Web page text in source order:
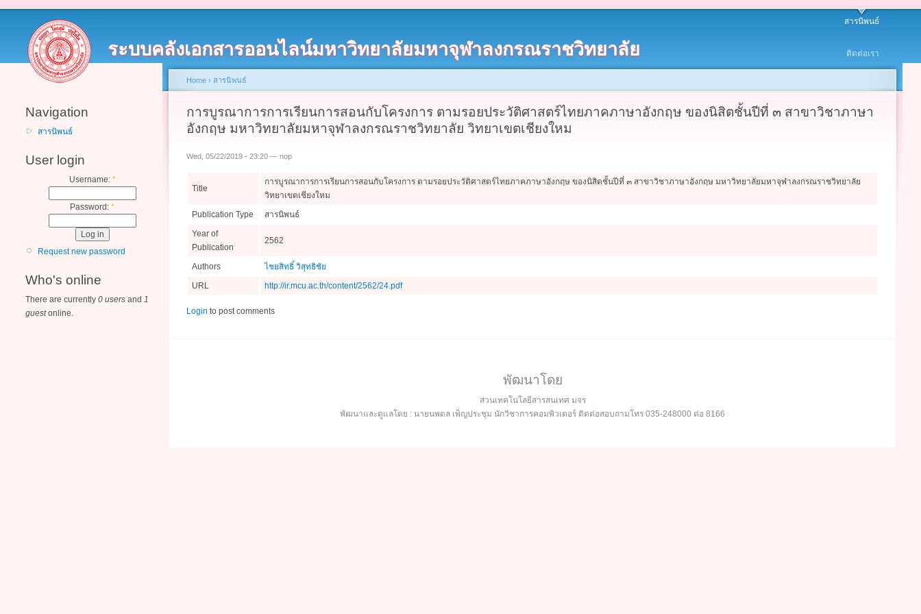
ระบบคลังเอกสารออนไลน์มหาวิทยาลัยมหาจุฬาลงกรณราชวิทยาลัย
สารนิพนธ์
ติดต่อเรา
Navigation
สารนิพนธ์
User login
Username: *
Password: *
Request new password
Who's online
There are currently 0 users and 1
guestonline.
Home › สารนิพนธ์
การบูรณาการการเรียนการสอนกับโครงการ ตามรอยประวัติศาสตร์ไทยภาคภาษาอังกฤษ ของนิสิตชั้นปีที่ ๓ สาขาวิชาภาษา
อังกฤษ มหาวิทยาลัยมหาจุฬาลงกรณราชวิทยาลัย วิทยาเขตเชียงใหม
Wed, 05/22/2019 - 23:20 — nop
Title
การบูรณาการการเรียนการสอนกับโครงการ ตามรอยประวัติศาสตร์ไทยภาคภาษาอังกฤษ ของนิสิตชั้นปีที่ ๓ สาขาวิชาภาษาอังกฤษ มหาวิทยาลัยมหาจุฬาลงกรณราชวิทยาลัย
วิทยาเขตเชียงใหม
Publication Type
สารนิพนธ์
Year of
Publication
2562
Authors
ไชยสิทธิ์ วิสุทธิชัย
URL
http://ir.mcu.ac.th/content/2562/24.pdf
Login to post comments
พัฒนาโดย
ส่วนเทคโนโลยีสารสนเทศ มจร
พัฒนาและดูแลโดย : นายนพดล เพ็ญประชุม นักวิชาการคอมพิวเตอร์ ติดต่อสอบถามโทร 035-248000 ต่อ 8166